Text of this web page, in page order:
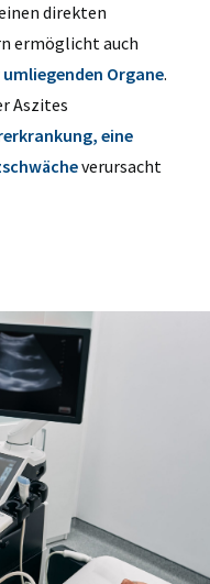
direkten
ermöglicht auch
Organe.
Aszites
eine
verursacht